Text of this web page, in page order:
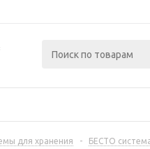
для хранения - БЕСТО